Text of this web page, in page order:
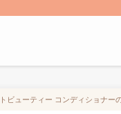
ューティー コンディショナー